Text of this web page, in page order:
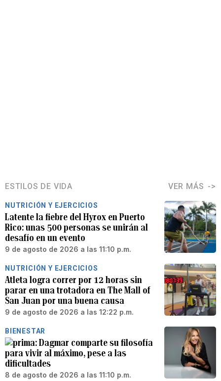
ESTILOS DE VIDA VER MÁS
NUTRICIÓN Y EJERCICIOS
Latente la fiebre del Hyrox en Puerto
Rico: unas 500 personas se unirán al
desafío en un evento
9 de agosto de 2026 a las 11:10 p.m.
NUTRICIÓN Y EJERCICIOS
Atleta logra correr por 12 horas sin
parar en una trotadora en The Mall of
San Juan por una buena causa
9 de agosto de 2026 a las 12:22 p.m.
BIENESTAR
Dagmar comparte su filosofía
para vivir al máximo, pese a las
dificultades
8 de agosto de 2026 a las 11:10 p.m.